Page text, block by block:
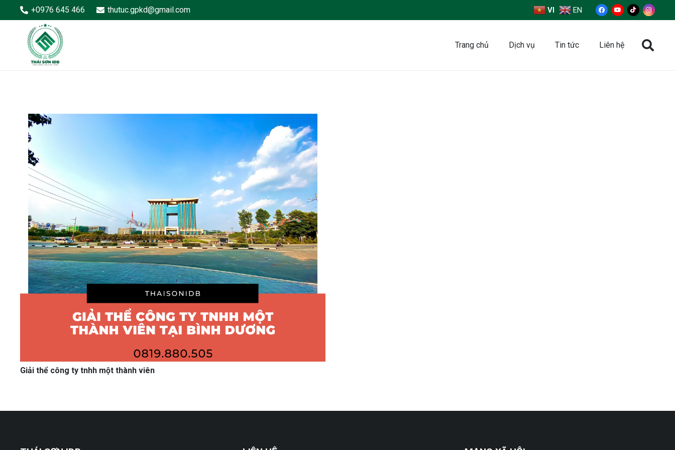
+0976 645 466 thutuc.gpkd@gmail.com VI EN
Trang chủ Dịch vụ Tin tức Liên hệ
Giải thể công ty tnhh một thành viên